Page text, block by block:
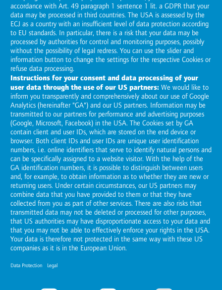
Hungarian
Hungary
Romanian
Romania
Visit and follow us here
© Horváth